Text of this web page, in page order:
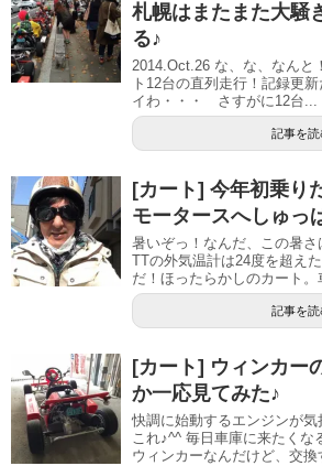
札幌はまたまた大騒
る♪
2014.Oct.26 な、な、なんと
ト12台の直列走行！記録更
イわ・・・ さすがに12台...
記事を読
[カート] 今年初乗り
モータースへしゅっ
暑いぞっ！なんだ、この暑さ
TTの外気温計は24度を超え
だ！ほったらかしのカート
記事を読
[カート] ウィンカー
か一応見てみた♪
快調に始動するエンジンが気
これ♪^^ 毎日車庫に来たくな
ウィンカーなんだけど、交換